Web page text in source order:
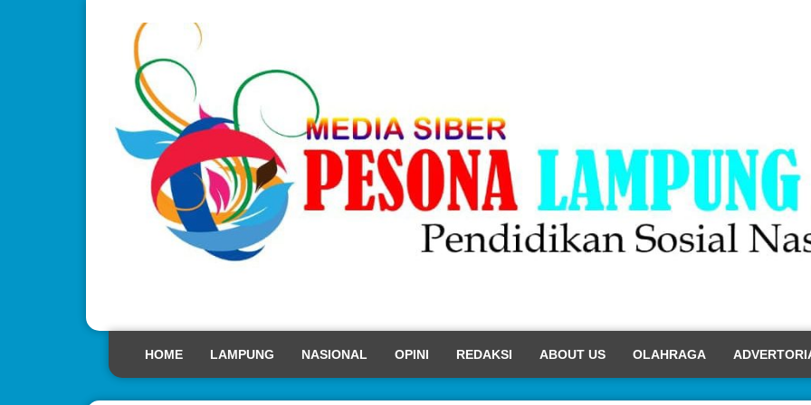
HOME LAMPUNG NASIONAL OPINI REDAKSI ABOUT US OLAHRAGA